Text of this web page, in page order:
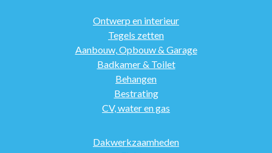
Ontwerp en interieur
Tegels zetten
Aanbouw, Opbouw & Garage
Badkamer & Toilet
Behangen
Bestrating
CV, water en gas
Dakwerkzaamheden